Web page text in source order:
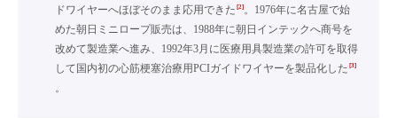
ドワイヤーへほぼそのまま応用できた [2]。1976年に名古屋で始
めた朝日ミニロープ販売は、1988年に朝日インテックへ商号を
改めて製造業へ進み、1992年3月に医療用具製造業の許可を取得
して国内初の心筋梗塞治療用PCIガイドワイヤーを製品化した [3]
。